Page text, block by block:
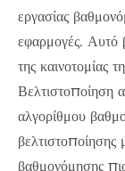
εργασίας
εφαρμογές. Αυτό
της καινοτομίας
Βελτιστοποίηση
αλγορίθμου